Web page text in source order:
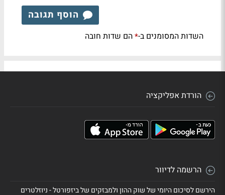
הוסף תגובה
השדות המסומנים ב-*הם שדות חובה
הורדת אפליקציה
הרשמה לדיוור
הירשם לסיכום היומי של שוק ההון ולמבזקים של ביזפורטל - ניוזלטרים